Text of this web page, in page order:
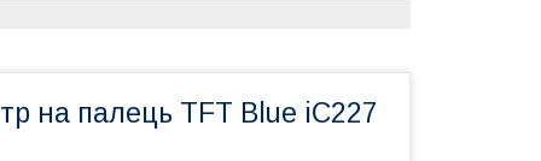
на палець TFT Blue iC227